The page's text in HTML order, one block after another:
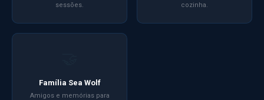
sessões.
cozinha.
Família Sea Wolf
Amigos e memórias para